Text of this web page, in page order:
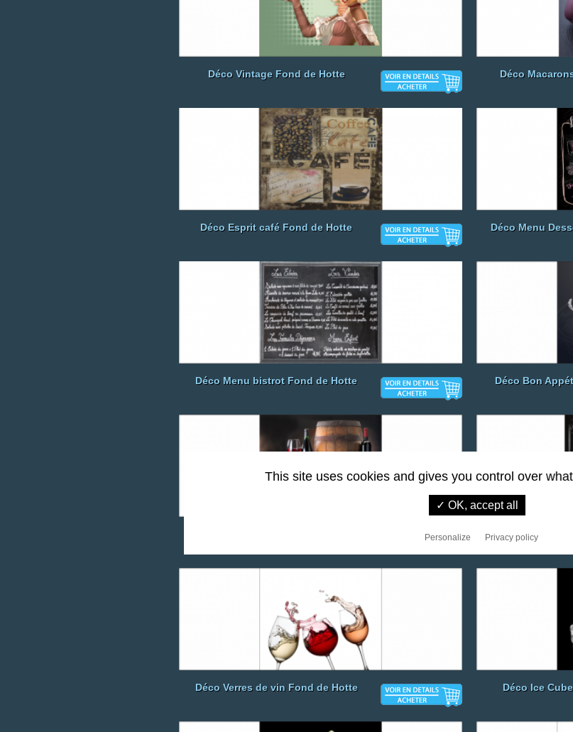
Déco Vintage Fond de Hotte Déco
Déco Esprit café Fond de Hotte Déco Menu
Déco Menu bistrot Fond de Hotte Déco Bon
Déco Mocha
Déco Verres de vin Fond de Hotte Déco Ice
This site uses cookies and gives you control over
✓ OK, accept all
Personalize Privacy policy